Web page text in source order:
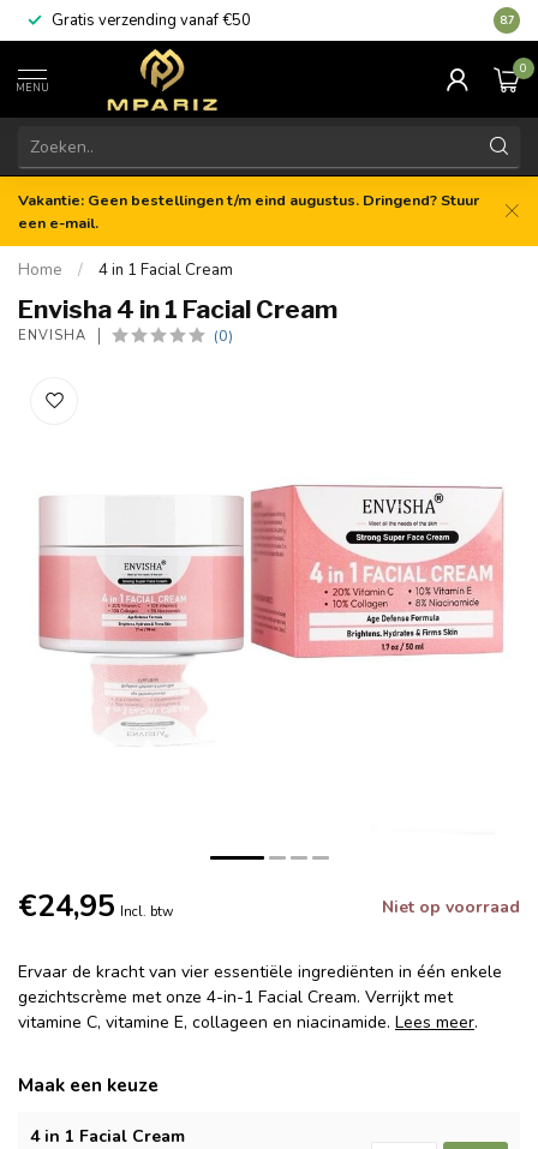
Gratis verzending vanaf €50 8.7
MENU
0
Vakantie: Geen bestellingen t/m eind augustus. Dringend? Stuur
een e-mail.
Home / 4 in 1 Facial Cream
Envisha 4 in 1 Facial Cream
ENVISHA (0)
€24,95 Incl. btw Niet op voorraad
Ervaar de kracht van vier essentiële ingrediënten in één enkele
gezichtscrème met onze 4-in-1 Facial Cream. Verrijkt met
vitamine C, vitamine E, collageen en niacinamide. Lees meer.
Maak een keuze
4 in 1 Facial Cream